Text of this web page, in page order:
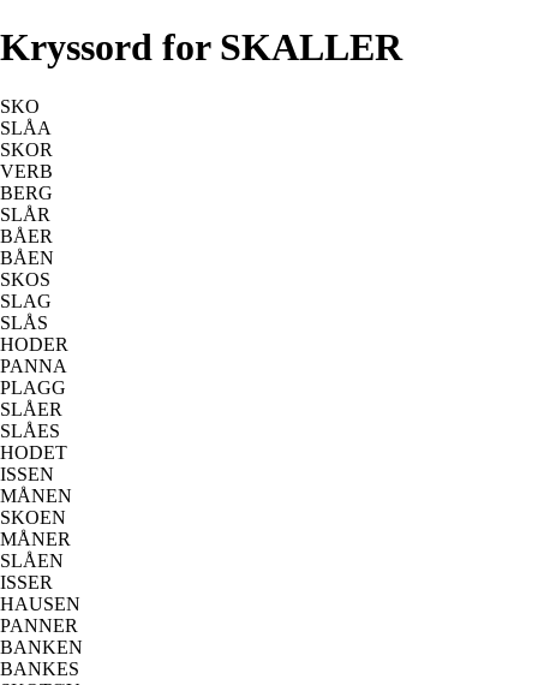
Kryssord for SKALLER
SKO
SLÅA
SKOR
VERB
BERG
SLÅR
BÅER
BÅEN
SKOS
SLAG
SLÅS
HODER
PANNA
PLAGG
SLÅER
SLÅES
HODET
ISSEN
MÅNEN
SKOEN
MÅNER
SLÅEN
ISSER
HAUSEN
PANNER
BANKEN
BANKES